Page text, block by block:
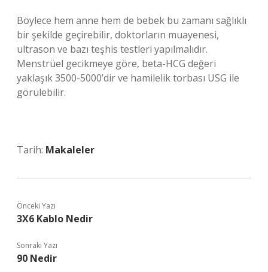
Böylece hem anne hem de bebek bu zamanı sağlıklı
bir şekilde geçirebilir, doktorların muayenesi,
ultrason ve bazı teşhis testleri yapılmalıdır.
Menstrüel gecikmeye göre, beta-HCG değeri
yaklaşık 3500-5000’dir ve hamilelik torbası USG ile
görülebilir.
Tarih: Makaleler
Önceki Yazı
3X6 Kablo Nedir
Sonraki Yazı
90 Nedir